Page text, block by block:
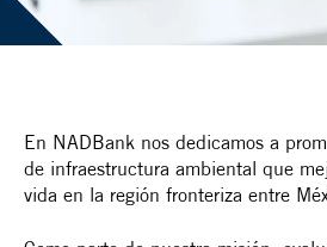
En NADBank nos dedicamos a
de infraestructura ambiental que
vida en la región fronteriza entre